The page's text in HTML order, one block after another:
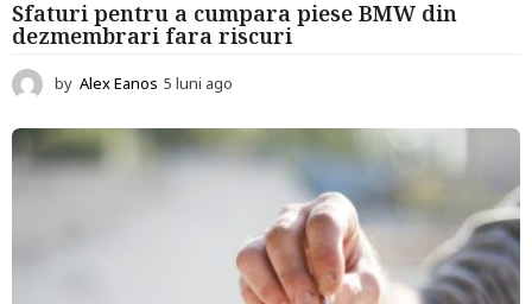
Sfaturi pentru a cumpara piese BMW din
dezmembrari fara riscuri
by Alex Eanos 5 luni ago
u
n